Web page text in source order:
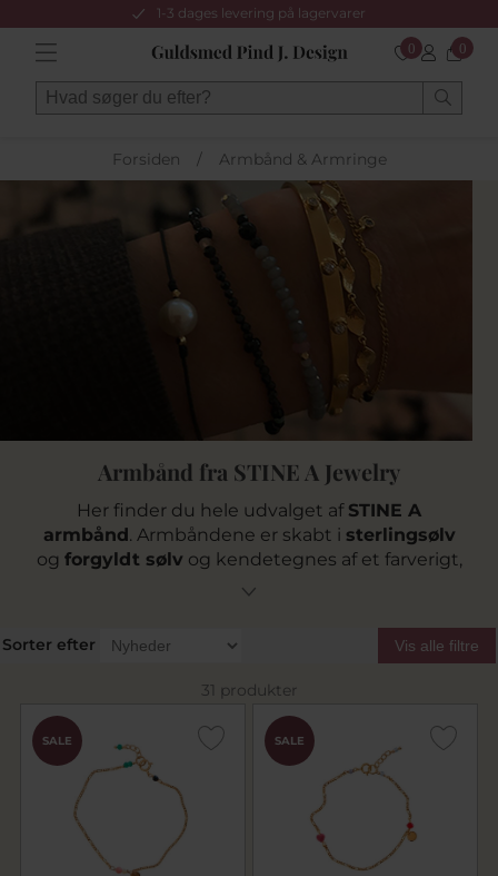
1-3 dages levering på lagervarer
0 0
Forsiden / Armbånd & Armringe
Armbånd fra STINE A Jewelry
Her finder du hele udvalget af STINE A
armbånd. Armbåndene er skabt i sterlingsølv
og forgyldt sølv og kendetegnes af et farverigt,
legende og personligt udtryk. Du finder både
, der kan
justeres i længden. Smykkerne er skabt til at
kunne mikses og matches. Som medlem af
STINE A smykker.
Sorter efter Vis alle filtre
31 produkter
SALE SALE